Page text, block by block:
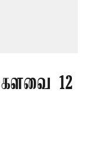
12